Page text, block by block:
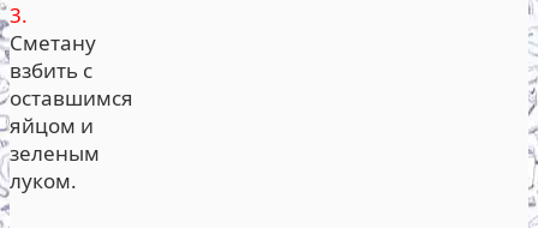
3.
Сметану
взбить с
оставшимся
яйцом и
зеленым
луком.